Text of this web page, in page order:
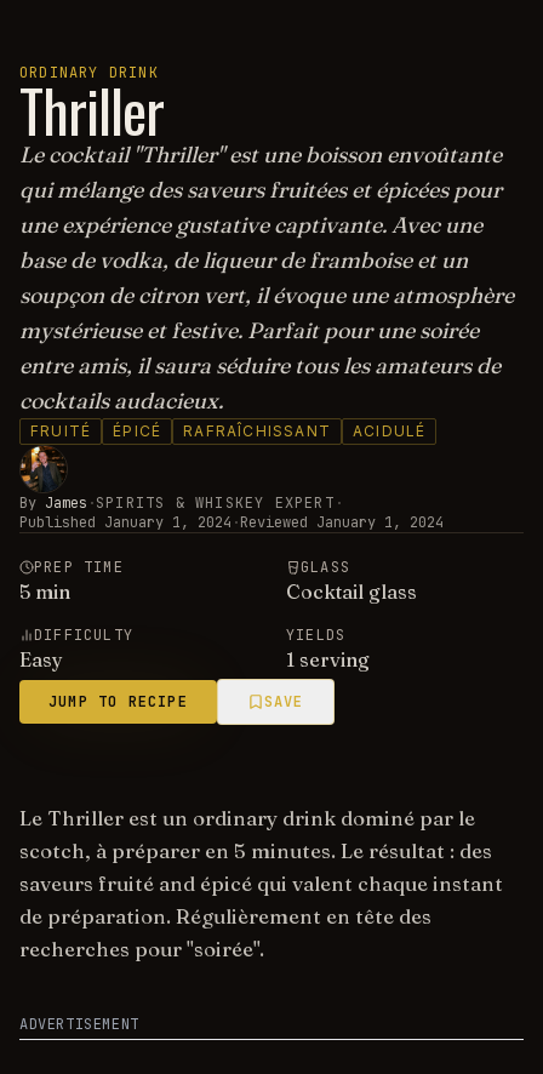
ORDINARY DRINK
Thriller
Le cocktail "Thriller" est une boisson envoûtante
qui mélange des saveurs fruitées et épicées pour
une expérience gustative captivante. Avec une
base de vodka, de liqueur de framboise et un
soupçon de citron vert, il évoque une atmosphère
mystérieuse et festive. Parfait pour une soirée
entre amis, il saura séduire tous les amateurs de
cocktails audacieux.
FRUITÉ ÉPICÉ RAFRAÎCHISSANT ACIDULÉ
By James ·SPIRITS & WHISKEY EXPERT ·
Published January 1, 2024 ·Reviewed January 1, 2024
PREP TIME
5 min
GLASS
Cocktail glass
DIFFICULTY
Easy
YIELDS
1 serving
JUMP TO RECIPE SAVE
Le Thriller est un ordinary drink dominé par le
scotch, à préparer en 5 minutes. Le résultat : des
saveurs fruité and épicé qui valent chaque instant
de préparation. Régulièrement en tête des
recherches pour "soirée".
ADVERTISEMENT